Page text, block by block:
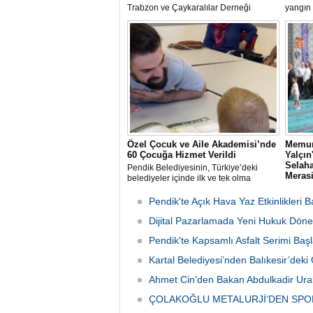
Trabzon ve Çaykaralılar Derneği
yönetim kurulu Kartal Kaymakamı Edip
Çakıcı'yı ziyaret etti.
Av.
Özel Çocuk ve Aile Akademisi’nde
60 Çocuğa Hizmet Verildi
Pendik Belediyesinin, Türkiye’deki
belediyeler içinde ilk ve tek olma
Akademisi” programından ilk dönemde
60 özel çocuk yararlandı.
Sen
günü
Pendik'te Açık Hava Yaz Etkinlikleri
Dijital Pazarlamada Yeni Hukuk
Pendik'te Kapsamlı Asfalt Serimi
Kartal Belediyesi’nden
Ahmet Cin’den Bakan Abdulkadir
ÇOLAKOĞLU METALURJİ’DEN